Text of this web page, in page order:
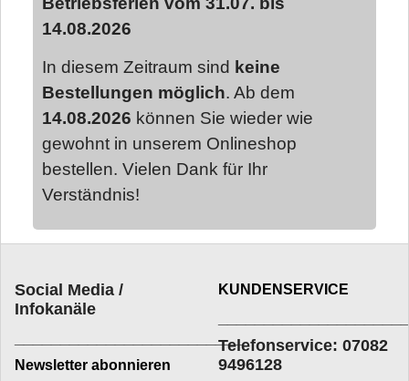
14.08.2026
In diesem Zeitraum sind keine
Bestellungen möglich. Ab dem
14.08.2026 können Sie wieder wie
gewohnt in unserem Onlineshop
bestellen. Vielen Dank für Ihr
Verständnis!
Social Media /
Infokanäle
_________________________
Newsletter abonnieren
KUNDENSERVICE
Telefonservice: 07082
9496128